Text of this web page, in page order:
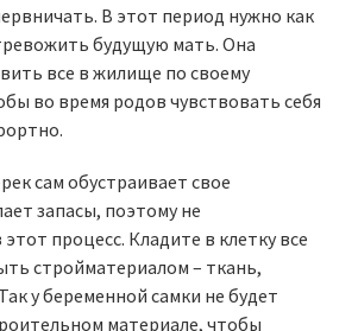
В этот период нужно как
будущую мать. Она
все в жилище по своему
во время родов чувствовать себя
сам обустраивает свое
запасы, поэтому не
процесс. Кладите в клетку все
стройматериалом – ткань,
у беременной самки не будет
материале, чтобы